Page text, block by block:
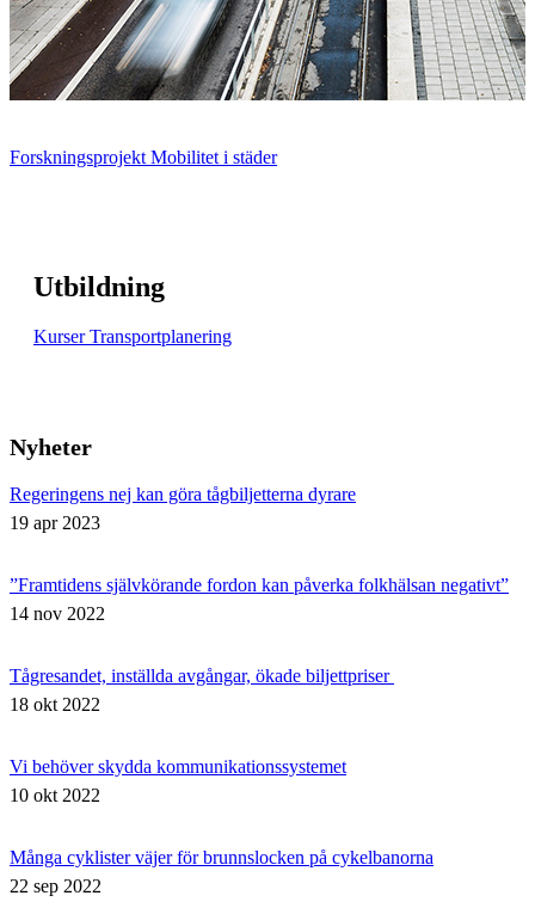
Forskningsprojekt Mobilitet i städer
Utbildning
Kurser Transportplanering
Nyheter
Regeringens nej kan göra tågbiljetterna dyrare
19 apr 2023
”Framtidens självkörande fordon kan påverka folkhälsan negativt”
14 nov 2022
Tågresandet, inställda avgångar, ökade biljettpriser ​
18 okt 2022
Vi behöver skydda kommunikationssystemet
10 okt 2022
Många cyklister väjer för brunnslocken på cykelbanorna
22 sep 2022